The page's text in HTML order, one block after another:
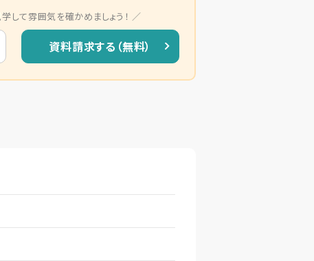
して雰囲気を確かめましょう！
資料請求する（無料）